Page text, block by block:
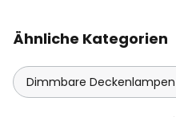
Ähnliche Kategorien
Dimmbare